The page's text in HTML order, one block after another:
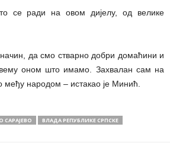
се ради на овом дијелу, од велике
да смо стварно добри домаћини и
оном што имамо. Захвалан сам на
међу народом – истакао је Минић.
ВЛАДА РЕПУБЛИКЕ СРПСКЕ